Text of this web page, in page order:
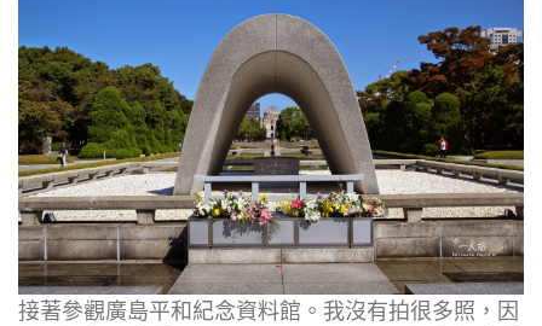
接著參觀廣島平和紀念資料館。我沒有拍很多照，因